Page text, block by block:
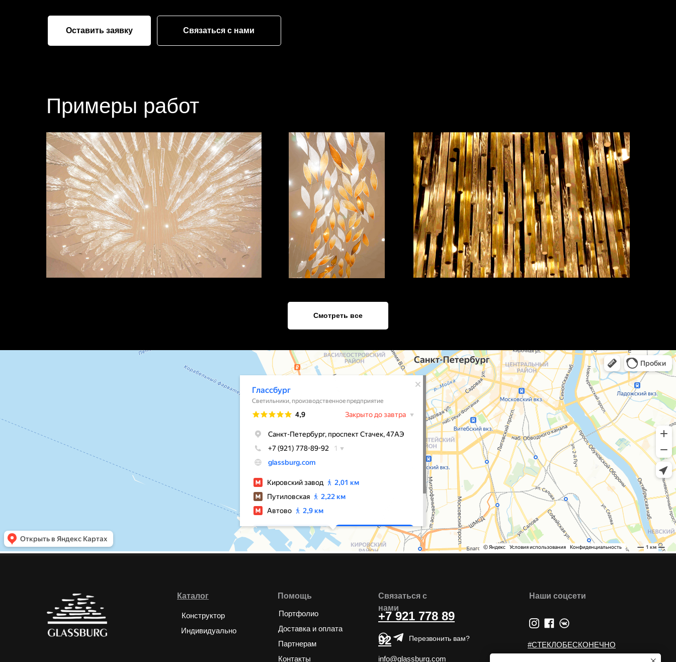
Оставить заявку Связаться с нами
Примеры работ
Смотреть все
Каталог Помощь
Связаться с
нами
Наши соцсети
info@glassburg.com
#СТЕКЛОБЕСКОНЕЧНО
Конструктор
Индивидуально
Портфолио
Доставка и оплата
Партнерам
Контакты
Перезвонить вам?
+7 921 778 89
92